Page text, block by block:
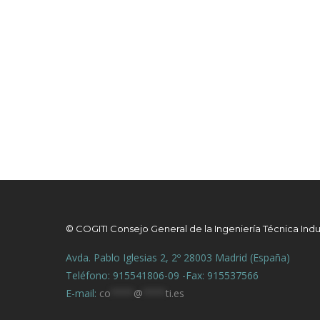
© COGITI Consejo General de la Ingeniería Técnica
Avda. Pablo Iglesias 2, 2º 28003 Madrid (España)
Teléfono: 915541806-09 -Fax: 915537566
E-mail: co @ ti.es